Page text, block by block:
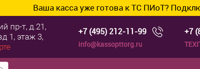
касса уже готова к ТС ПИоТ? Подключим и
пр-т, д.21,
1, этаж 3,
+7 (495) 212-11-99
info@kassopttorg.ru
+7